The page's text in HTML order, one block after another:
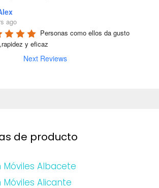
ago
Personas como ellos da gusto
y eficaz
Next Reviews
de producto
Móviles Albacete
Alicante